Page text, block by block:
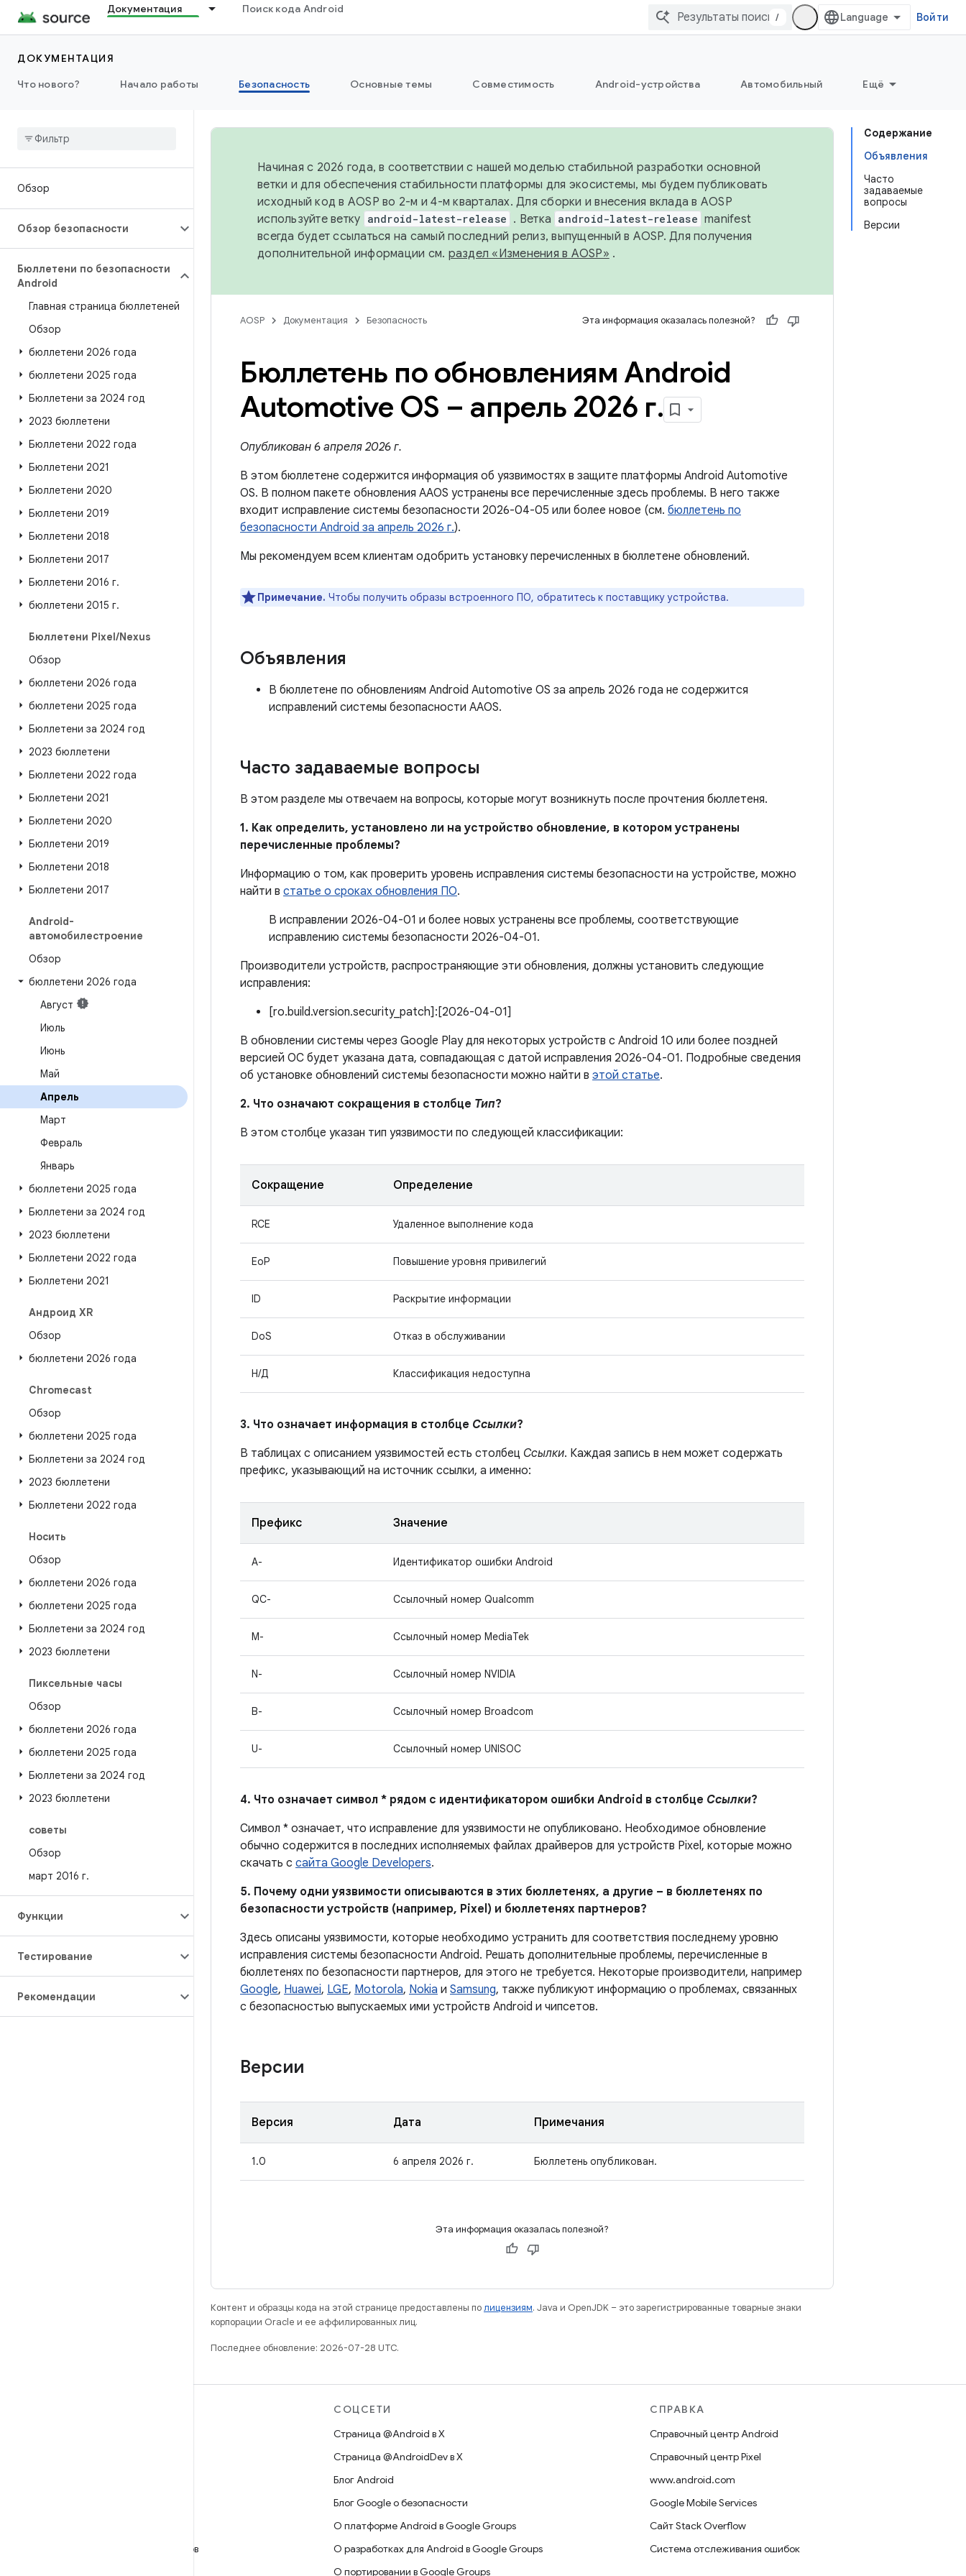
Документация Поиск кода Android
/ Войти
ДОКУМЕНТАЦИЯ
Что нового?
Начало работы Безопасность Основные темы Совместимость Android-устройства Автомобильный Ещё
Обзор
Обзор безопасности
Бюллетени по безопасности
Android
Главная страница бюллетеней
Обзор
бюллетени 2026 года
бюллетени 2025 года
Бюллетени за 2024 год
2023 бюллетени
Бюллетени 2022 года
Бюллетени 2021
Бюллетени 2020
Бюллетени 2019
Бюллетени 2018
Бюллетени 2017
Бюллетени 2016 г.
бюллетени 2015 г.
Бюллетени Pixel/Nexus
Обзор
бюллетени 2026 года
бюллетени 2025 года
Бюллетени за 2024 год
2023 бюллетени
Бюллетени 2022 года
Бюллетени 2021
Бюллетени 2020
Бюллетени 2019
Бюллетени 2018
Бюллетени 2017
Android-
автомобилестроение
Обзор
бюллетени 2026 года
Август
Июль
Июнь
Май
Апрель
Март
Февраль
Январь
бюллетени 2025 года
Бюллетени за 2024 год
2023 бюллетени
Бюллетени 2022 года
Бюллетени 2021
Андроид XR
Обзор
бюллетени 2026 года
Chromecast
Обзор
бюллетени 2025 года
Бюллетени за 2024 год
2023 бюллетени
Бюллетени 2022 года
Носить
Обзор
бюллетени 2026 года
бюллетени 2025 года
Бюллетени за 2024 год
2023 бюллетени
Пиксельные часы
Обзор
бюллетени 2026 года
бюллетени 2025 года
Бюллетени за 2024 год
2023 бюллетени
советы
Обзор
март 2016 г.
Функции
Тестирование
Рекомендации
Содержание
Объявления
Часто
задаваемые
вопросы
Версии
Начиная с 2026 года, в соответствии с нашей моделью стабильной разработки основной
ветки и для обеспечения стабильности платформы для экосистемы, мы будем публиковать
исходный код в AOSP во 2-м и 4-м кварталах. Для сборки и внесения вклада в AOSP
используйте ветку android-latest-release . Ветка android-latest-release manifest
всегда будет ссылаться на самый последний релиз, выпущенный в AOSP. Для получения
дополнительной информации см. раздел «Изменения в AOSP» .
AOSP Документация Безопасность Эта информация оказалась полезной?
Бюллетень по обновлениям Android
Automotive OS – апрель 2026 г.
Опубликован 6 апреля 2026 г.
В этом бюллетене содержится информация об уязвимостях в защите платформы Android Automotive
OS. В полном пакете обновления AAOS устранены все перечисленные здесь проблемы. В него также
входит исправление системы безопасности 2026-04-05 или более новое (см. бюллетень по
безопасности Android за апрель 2026 г.).
Мы рекомендуем всем клиентам одобрить установку перечисленных в бюллетене обновлений.
Примечание. Чтобы получить образы встроенного ПО, обратитесь к поставщику устройства.
Объявления
В бюллетене по обновлениям Android Automotive OS за апрель 2026 года не содержится
исправлений системы безопасности AAOS.
Часто задаваемые вопросы
В этом разделе мы отвечаем на вопросы, которые могут возникнуть после прочтения бюллетеня.
1. Как определить, установлено ли на устройство обновление, в котором устранены
перечисленные проблемы?
Информацию о том, как проверить уровень исправления системы безопасности на устройстве, можно
найти в статье о сроках обновления ПО.
В исправлении 2026-04-01 и более новых устранены все проблемы, соответствующие
исправлению системы безопасности 2026-04-01.
Производители устройств, распространяющие эти обновления, должны установить следующие
исправления:
[ro.build.version.security_patch]:[2026-04-01]
В обновлении системы через Google Play для некоторых устройств с Android 10 или более поздней
версией ОС будет указана дата, совпадающая с датой исправления 2026-04-01. Подробные сведения
об установке обновлений системы безопасности можно найти в этой статье.
2. Что означают сокращения в столбце Тип?
В этом столбце указан тип уязвимости по следующей классификации:
Сокращение Определение
RCE Удаленное выполнение кода
EoP Повышение уровня привилегий
ID Раскрытие информации
DoS Отказ в обслуживании
Н/Д Классификация недоступна
3. Что означает информация в столбце Ссылки?
В таблицах с описанием уязвимостей есть столбец Ссылки. Каждая запись в нем может содержать
префикс, указывающий на источник ссылки, а именно:
Префикс Значение
A- Идентификатор ошибки Android
QC- Ссылочный номер Qualcomm
M- Ссылочный номер MediaTek
N- Ссылочный номер NVIDIA
B- Ссылочный номер Broadcom
U- Ссылочный номер UNISOC
4. Что означает символ * рядом с идентификатором ошибки Android в столбце Ссылки?
Символ * означает, что исправление для уязвимости не опубликовано. Необходимое обновление
обычно содержится в последних исполняемых файлах драйверов для устройств Pixel, которые можно
скачать с сайта Google Developers.
5. Почему одни уязвимости описываются в этих бюллетенях, а другие – в бюллетенях по
безопасности устройств (например, Pixel) и бюллетенях партнеров?
Здесь описаны уязвимости, которые необходимо устранить для соответствия последнему уровню
исправления системы безопасности Android. Решать дополнительные проблемы, перечисленные в
бюллетенях по безопасности партнеров, для этого не требуется. Некоторые производители, например
Google, Huawei, LGE, Motorola, Nokia и Samsung, также публикуют информацию о проблемах, связанных
с безопасностью выпускаемых ими устройств Android и чипсетов.
Версии
Версия Дата Примечания
1.0 6 апреля 2026 г. Бюллетень опубликован.
Эта информация оказалась полезной?
Контент и образцы кода на этой странице предоставлены полицензиям. Java и OpenJDK – это зарегистрированные товарные знаки
корпорации Oracle и ее аффилированных лиц.
Последнее обновление: 2026-07-28 UTC.
Драйверы в виде исполняемых файлов
СОЦСЕТИ
Страница @Android в X
Страница @AndroidDev в X
Блог Android
Блог Google о безопасности
О платформе Android в Google Groups
О разработках для Android в Google Groups
О портировании в Google Groups
СПРАВКА
Справочный центр Android
Справочный центр Pixel
www.android.com
Google Mobile Services
Сайт Stack Overflow
Система отслеживания ошибок